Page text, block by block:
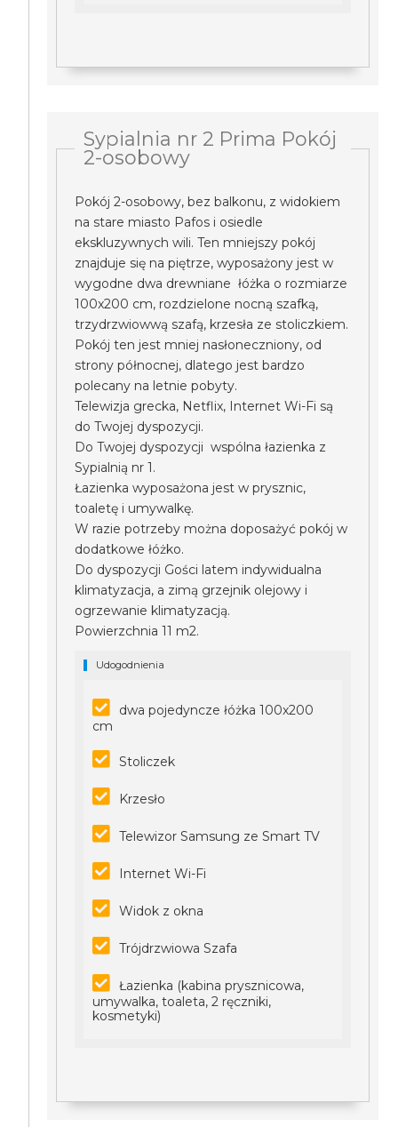
Sypialnia nr 2 Prima Pokój
2-osobowy
Pokój 2-osobowy, bez balkonu, z widokiem
na stare miasto Pafos i osiedle
ekskluzywnych wili. Ten mniejszy pokój
znajduje się na piętrze, wyposażony jest w
wygodne dwa drewniane łóżka o rozmiarze
100x200 cm, rozdzielone nocną szafką,
trzydrzwiowwą szafą, krzesła ze stoliczkiem.
Pokój ten jest mniej nasłoneczniony, od
strony północnej, dlatego jest bardzo
polecany na letnie pobyty.
Telewizja grecka, Netflix, Internet Wi-Fi są
do Twojej dyspozycji.
Do Twojej dyspozycji wspólna łazienka z
Sypialnią nr 1.
Łazienka wyposażona jest w prysznic,
toaletę i umywalkę.
W razie potrzeby można doposażyć pokój w
dodatkowe łóżko.
Do dyspozycji Gości latem indywidualna
klimatyzacja, a zimą grzejnik olejowy i
ogrzewanie klimatyzacją.
Powierzchnia 11 m2.
Udogodnienia
dwa pojedyncze łóżka 100x200
cm
Stoliczek
Krzesło
Telewizor Samsung ze Smart TV
Internet Wi-Fi
Widok z okna
Trójdrzwiowa Szafa
Łazienka (kabina prysznicowa,
umywalka, toaleta, 2 ręczniki,
kosmetyki)